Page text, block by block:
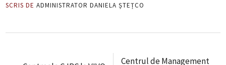
SCRIS DE ADMINISTRATOR DANIELA ȘTEȚCO
Centrul de Management